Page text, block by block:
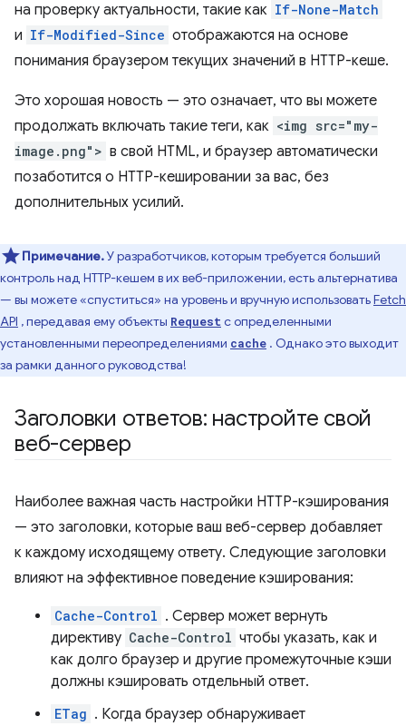
на проверку актуальности, такие как If-None-Match
и If-Modified-Since отображаются на основе
понимания браузером текущих значений в HTTP-кеше.
Это хорошая новость — это означает, что вы можете
продолжать включать такие теги, как <img src="my-
image.png"> в свой HTML, и браузер автоматически
позаботится о HTTP-кешировании за вас, без
дополнительных усилий.
Примечание.У разработчиков, которым требуется больший
контроль над HTTP-кешем в их веб-приложении, есть альтернатива
— вы можете «спуститься» на уровень и вручную использоватьFetch
API , передавая ему объекты Request с определенными
установленными переопределениями cache . Однако это выходит
за рамки данного руководства!
Заголовки ответов: настройте свой
веб-сервер
Наиболее важная часть настройки HTTP-кэширования
— это заголовки, которые ваш веб-сервер добавляет
к каждому исходящему ответу. Следующие заголовки
влияют на эффективное поведение кэширования:
Cache-Control . Сервер может вернуть
директиву Cache-Control чтобы указать, как и
как долго браузер и другие промежуточные кэши
должны кэшировать отдельный ответ.
ETag . Когда браузер обнаруживает